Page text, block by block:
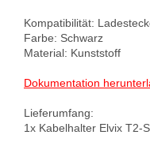
Kompatibilität:
Farbe: Schwarz
Material: Kunststoff
Dokumentation
Lieferumfang:
1x Kabelhalter Elvix T2-